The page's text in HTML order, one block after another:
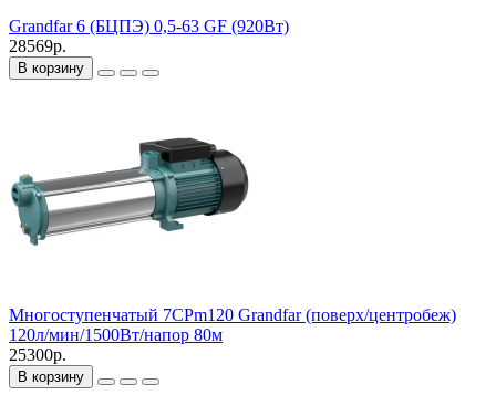
Grandfar 6 (БЦПЭ) 0,5-63 GF (920Вт)
28569р.
В корзину
Многоступенчатый 7CPm120 Grandfar (поверх/центробеж)
120л/мин/1500Вт/напор 80м
25300р.
В корзину